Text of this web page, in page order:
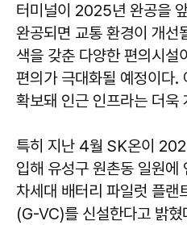
터미널이 2025년 완공을
완공되면 교통 환경이 개선
색을 갖춘 다양한 편의시설
편의가 극대화될 예정이다.
확보돼 인근 인프라는 더욱
특히 지난 4월 SK온이
입해 유성구 원촌동 일원에
차세대 배터리 파일럿 플랜
(G-VC)를 신설한다고 밝혔